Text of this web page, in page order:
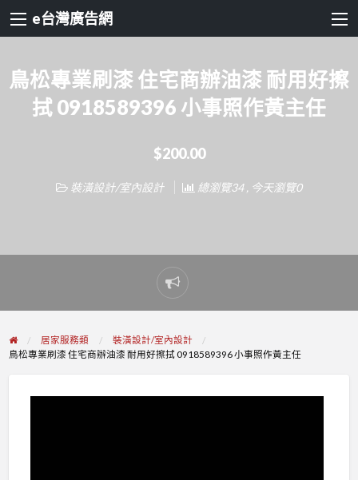
e台灣廣告網
鳥松專業刷漆 住宅商辦油漆 耐用好擦
拭 0918589396 小事照作黃主任
$200.00
裝潢設計/室內設計 總瀏覽34 , 今天瀏覽0
Report
problem
居家服務類
裝潢設計/室內設計
鳥松專業刷漆 住宅商辦油漆 耐用好擦拭 0918589396 小事照作黃主任